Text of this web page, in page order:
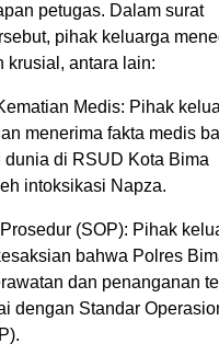
petugas. Dalam surat
pihak keluarga
krusial, antara lain:
Medis: Pihak
menerima fakta medis
dunia di RSUD Kota Bima
intoksikasi Napza.
(SOP): Pihak
bahwa Polres
dan penanganan
dengan Standar